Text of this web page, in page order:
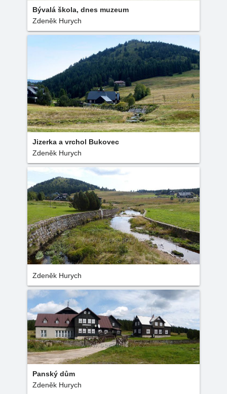
Bývalá škola, dnes muzeum
Zdeněk Hurych
Jizerka a vrchol Bukovec
Zdeněk Hurych
Zdeněk Hurych
Panský dům
Zdeněk Hurych